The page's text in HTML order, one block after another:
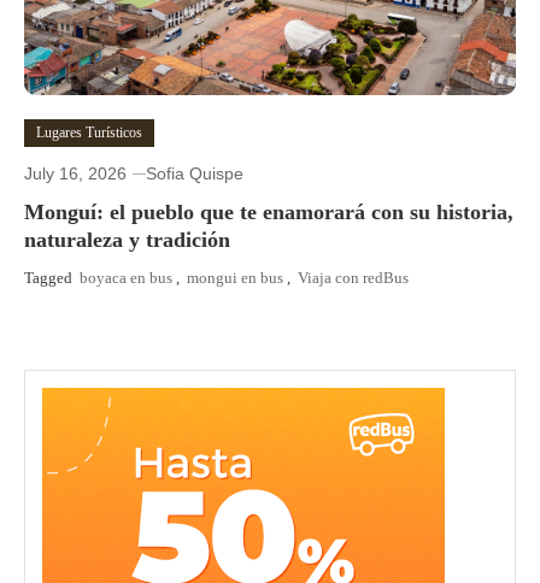
Lugares Turísticos
July 16, 2026 Sofia Quispe
Monguí: el pueblo que te enamorará con su historia,
naturaleza y tradición
Tagged boyaca en bus , mongui en bus , Viaja con redBus